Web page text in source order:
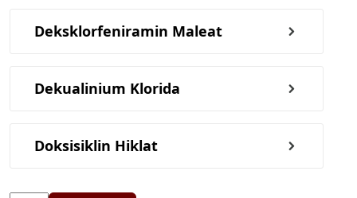
Deksklorfeniramin Maleat
Dekualinium Klorida
Doksisiklin Hiklat